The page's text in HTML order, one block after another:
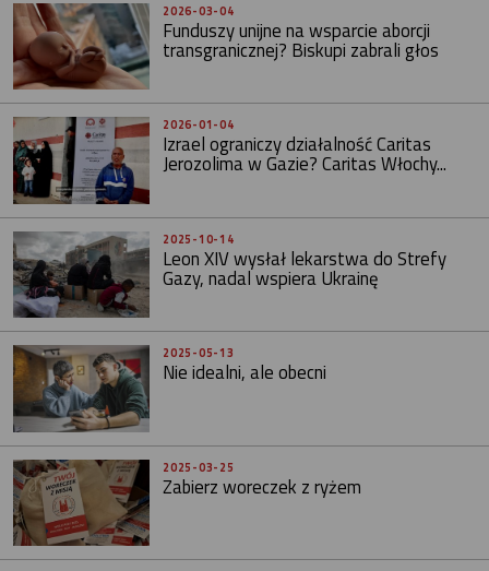
2026-03-04
Funduszy unijne na wsparcie aborcji
transgranicznej? Biskupi zabrali głos
2026-01-04
Izrael ograniczy działalność Caritas
Jerozolima w Gazie? Caritas Włochy...
2025-10-14
Leon XIV wysłał lekarstwa do Strefy
Gazy, nadal wspiera Ukrainę
2025-05-13
Nie idealni, ale obecni
2025-03-25
Zabierz woreczek z ryżem